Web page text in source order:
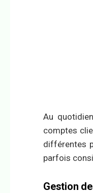
Au
comptes
différentes
parfois
Gestion